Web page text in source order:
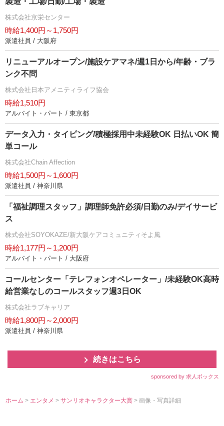
株式会社京栄センター
時給1,400円～1,750円
派遣社員 / 大阪府
リニューアルオープン/施設ケアマネ/週1日から/年齢・ブラ
ンク不問
株式会社日本アメニティライフ協会
時給1,510円
アルバイト・パート / 東京都
データ入力・タイピング/積極採用中未経験OK 日払いOK 簡
単コール
株式会社Chain Affection
時給1,500円～1,600円
派遣社員 / 神奈川県
「福祉調理スタッフ」調理師免許必須/日勤のみ/デイサービ
ス
株式会社SOYOKAZE/新大阪ケアコミュニティそよ風
時給1,177円～1,200円
アルバイト・パート / 大阪府
コールセンター「テレフォンオペレーター」/未経験OK高時
給営業なしのコールスタッフ週3日OK
株式会社ラブキャリア
時給1,800円～2,000円
派遣社員 / 神奈川県
続きはこちら
sponsored by 求人ボックス
ホーム > エンタメ>サンリオキャラクター大賞> 画像・写真詳細